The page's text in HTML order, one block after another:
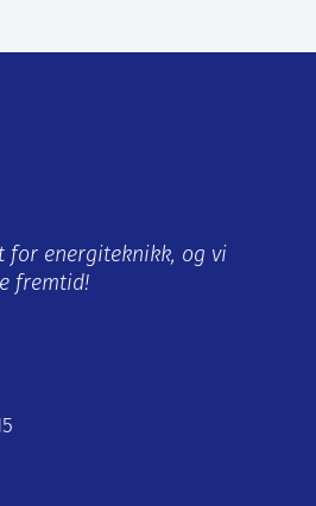
for energiteknikk, og vi
fremtid!